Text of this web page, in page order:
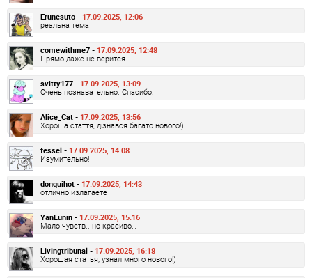
Erunesuto - 17.09.2025, 12:06
реальна тема
comewithme7 - 17.09.2025, 12:48
Прямо даже не верится
svitty177 - 17.09.2025, 13:09
Очень познавательно. Спасибо.
Alice_Cat - 17.09.2025, 13:56
Хороша стаття, дізнався багато нового!)
fessel - 17.09.2025, 14:08
Изумительно!
donquihot - 17.09.2025, 14:43
отлично излагаете
YanLunin - 17.09.2025, 15:16
Мало чувств.. но красиво…
Livingtribunal - 17.09.2025, 16:18
Хорошая статья, узнал много нового!)